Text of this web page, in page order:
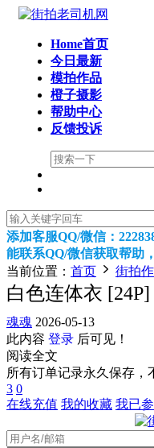
Home首页
今日最新
模拍作品
橙子摄影
帮助中心
反馈投诉
添加客服QQ/微信：
能联系QQ/微信获取帮助
当前位置： 首页 街拍
白色连体衣 [24P]
魂魂 2026-05-13
此内容 登录 后可见！
阅读全文
所有订单记录永久保存，
3 0
在线充值 我的收藏 我已